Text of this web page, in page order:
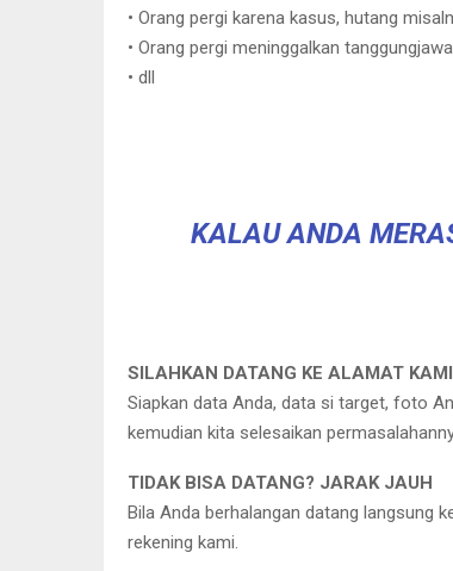
• Orang pergi karena kasus, hutang
• Orang pergi meninggalkan
• dll
KALAU ANDA
SILAHKAN DATANG KE ALAMAT KAMI
Siapkan data Anda, data si target, foto
kemudian kita selesaikan
TIDAK BISA DATANG? JARAK JAUH
Bila Anda berhalangan datang langsung
rekening kami.